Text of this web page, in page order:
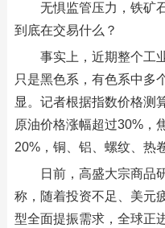
无惧监管压力，铁矿
到底在交易什么？
事实上，近期整个工
只是黑色系，有色系中多
显。记者根据指数价格测
原油价格涨幅超过30%，
20%，铜、铝、螺纹、热
日前，高盛大宗商品
称，随着投资不足、美元
型全面提振需求，全球正